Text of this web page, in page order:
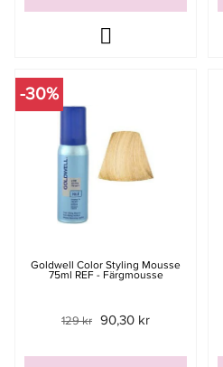
-30%
Goldwell Color Styling Mousse
75ml REF - Färgmousse
129 kr 90,30 kr